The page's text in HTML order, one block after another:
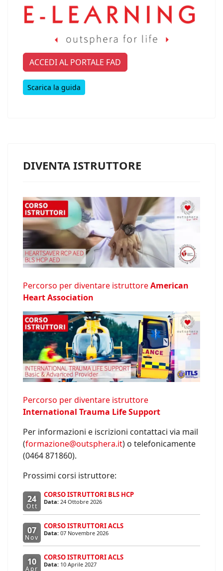
ACCEDI AL PORTALE FAD
Scarica la guida
DIVENTA ISTRUTTORE
Percorso per diventare istruttoreAmerican
Heart Association
Percorso per diventare istruttore
International Trauma Life Support
Per informazioni e iscrizioni contattaci via mail
(formazione@outsphera.it) o telefonicamente
(0464 871860).
Prossimi corsi istruttore:
24
Ott
CORSO ISTRUTTORI BLS HCP
Data: 24 Ottobre 2026
07
Nov
CORSO ISTRUTTORI ACLS
Data: 07 Novembre 2026
10
Apr
CORSO ISTRUTTORI ACLS
Data: 10 Aprile 2027